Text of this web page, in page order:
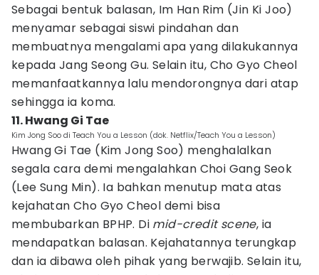
Sebagai bentuk balasan, Im Han Rim (Jin Ki Joo)
menyamar sebagai siswi pindahan dan
membuatnya mengalami apa yang dilakukannya
kepada Jang Seong Gu. Selain itu, Cho Gyo Cheol
memanfaatkannya lalu mendorongnya dari atap
sehingga ia koma.
11. Hwang Gi Tae
Kim Jong Soo di Teach You a Lesson (dok. Netflix/Teach You a Lesson)
Hwang Gi Tae (Kim Jong Soo) menghalalkan
segala cara demi mengalahkan Choi Gang Seok
(Lee Sung Min). Ia bahkan menutup mata atas
kejahatan Cho Gyo Cheol demi bisa
membubarkan BPHP. Di mid-credit scene, ia
mendapatkan balasan. Kejahatannya terungkap
dan ia dibawa oleh pihak yang berwajib. Selain itu,